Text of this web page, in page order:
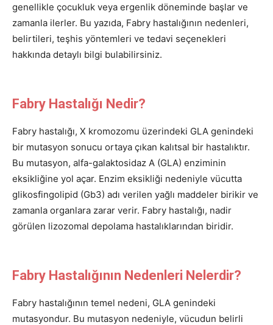
genellikle çocukluk veya ergenlik döneminde başlar ve
zamanla ilerler. Bu yazıda, Fabry hastalığının nedenleri,
belirtileri, teşhis yöntemleri ve tedavi seçenekleri
hakkında detaylı bilgi bulabilirsiniz.
Fabry Hastalığı Nedir?
Fabry hastalığı, X kromozomu üzerindeki GLA genindeki
bir mutasyon sonucu ortaya çıkan kalıtsal bir hastalıktır.
Bu mutasyon, alfa-galaktosidaz A (GLA) enziminin
eksikliğine yol açar. Enzim eksikliği nedeniyle vücutta
glikosfingolipid (Gb3) adı verilen yağlı maddeler birikir ve
zamanla organlara zarar verir. Fabry hastalığı, nadir
görülen lizozomal depolama hastalıklarından biridir.
Fabry Hastalığının Nedenleri Nelerdir?
Fabry hastalığının temel nedeni, GLA genindeki
mutasyondur. Bu mutasyon nedeniyle, vücudun belirli